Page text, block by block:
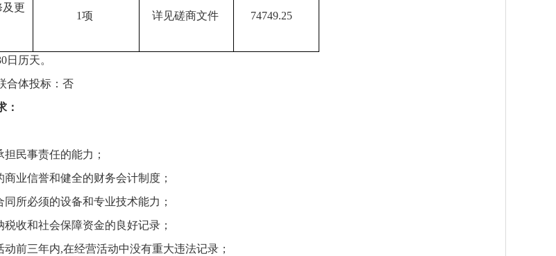
更
1项 详见磋商文件 74749.25
日历天。
合体投标：否
：
担民事责任的能力；
商业信誉和健全的财务会计制度；
同所必须的设备和专业技术能力；
税收和社会保障资金的良好记录；
动前三年内,在经营活动中没有重大违法记录；